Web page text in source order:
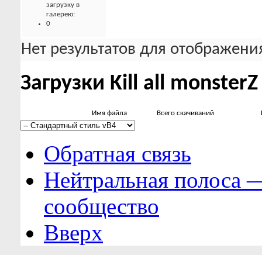
загрузку в
галерею:
0
Нет результатов для
Загрузки Kill all monsterZ
Имя файла Всего скачиваний
Обратная связь
Нейтральная полоса
сообщество
Вверх